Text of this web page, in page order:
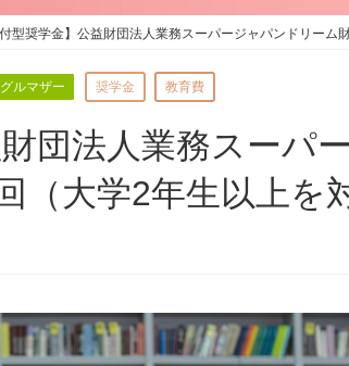
付型奨学金】公益財団法人業務スーパージャパンドリーム
ルマザー 奨学金 教育費
団法人業務スーパ
（大学2年生以上を